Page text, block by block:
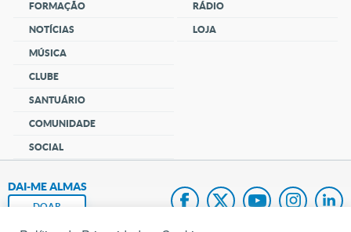
FORMAÇÃO
NOTÍCIAS
MÚSICA
CLUBE
SANTUÁRIO
COMUNIDADE
SOCIAL
RÁDIO
LOJA
DAI-ME ALMAS
DOAR